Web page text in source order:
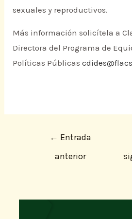
sexuales y reproductivos.
Más información solicítela a
Directora del Programa de
Políticas Públicas
← Entrada
anterior